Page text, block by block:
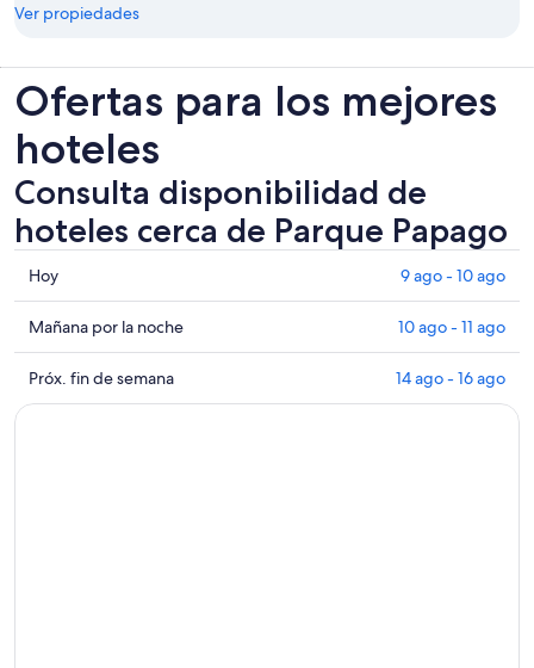
Ver propiedades
Ofertas para los mejores
hoteles
Consulta disponibilidad de
hoteles cerca de Parque Papago
Consultar
los
precios
cerca
de
Parque
Hoy 9 ago - 10 ago
Consultar
precios
cerca
de
Mañana por la noche 10 ago - 11 ago
Consultar
precios
Próx. fin de semana 14 ago - 16 ago